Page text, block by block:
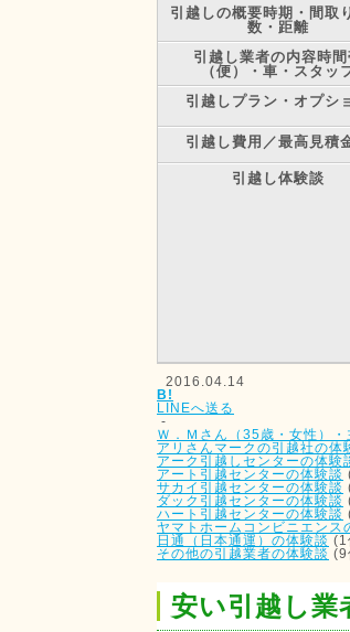
引越しの概要時期・間取
数・距離
引越し業者の内容時間
（便）・車・スタッ
引越しプラン・オプシ
引越し費用／最高見積
引越し体験談
2016.04.14
B!
LINEへ送る
-
Ｗ．Ｍさん（35歳・女性）・
アリさんマークの引越社の体
アーク引越しセンターの体験
アート引越センターの体験談
サカイ引越センターの体験談
ダック引越センターの体験談
ハート引越センターの体験談
ヤマトホームコンビニエンス
日通（日本通運）の体験談 (1
その他の引越業者の体験談 (9
安い引越し業